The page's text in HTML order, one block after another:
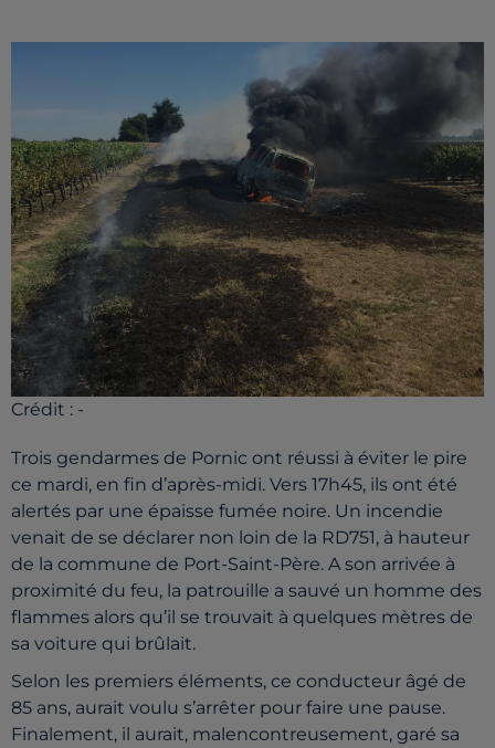
Crédit : -
Trois gendarmes de Pornic ont réussi à éviter le pire
ce mardi, en fin d’après-midi. Vers 17h45, ils ont été
alertés par une épaisse fumée noire. Un incendie
venait de se déclarer non loin de la RD751, à hauteur
de la commune de Port-Saint-Père. A son arrivée à
proximité du feu, la patrouille a sauvé un homme des
flammes alors qu’il se trouvait à quelques mètres de
sa voiture qui brûlait.
Selon les premiers éléments, ce conducteur âgé de
85 ans, aurait voulu s’arrêter pour faire une pause.
Finalement, il aurait, malencontreusement, garé sa